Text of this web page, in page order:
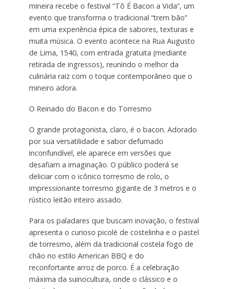
mineira recebe o festival “Tô É Bacon a Vida”, um
evento que transforma o tradicional “trem bão”
em uma experiência épica de sabores, texturas e
muita música. O evento acontece na Rua Augusto
de Lima, 1540, com entrada gratuita (mediante
retirada de ingressos), reunindo o melhor da
culinária raiz com o toque contemporâneo que o
mineiro adora.
O Reinado do Bacon e do Torresmo
O grande protagonista, claro, é o bacon. Adorado
por sua versatilidade e sabor defumado
inconfundível, ele aparece em versões que
desafiam a imaginação. O público poderá se
deliciar com o icônico torresmo de rolo, o
impressionante torresmo gigante de 3 metros e o
rústico leitão inteiro assado.
Para os paladares que buscam inovação, o festival
apresenta o curioso picolé de costelinha e o pastel
de torresmo, além da tradicional costela fogo de
chão no estilo American BBQ e do
reconfortante arroz de porco. É a celebração
máxima da suinocultura, onde o clássico e o